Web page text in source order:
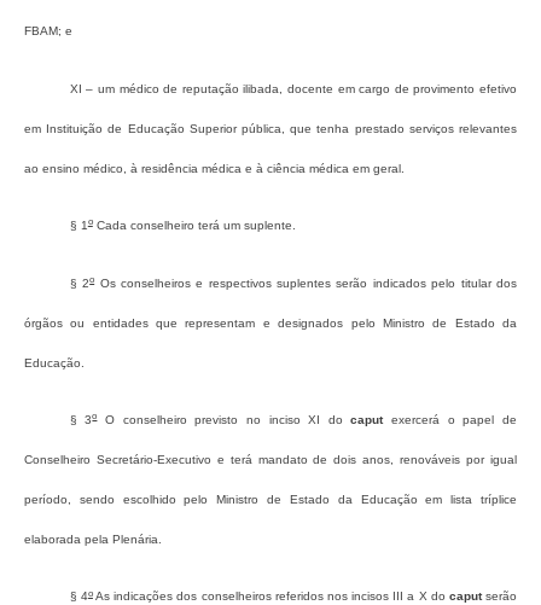
FBAM; e
XI – um médico de reputação ilibada, docente em cargo de provimento efetivo
em Instituição de Educação Superior pública, que tenha prestado serviços relevantes
ao ensino médico, à residência médica e à ciência médica em geral.
§ 1oCada conselheiro terá um suplente.
§ 2oOs conselheiros e respectivos suplentes serão indicados pelo titular dos
órgãos ou entidades que representam e designados pelo Ministro de Estado da
Educação.
§ 3oO conselheiro previsto no inciso XI docaputexercerá o papel de
Conselheiro Secretário-Executivo e terá mandato de dois anos, renováveis por igual
período, sendo escolhido pelo Ministro de Estado da Educação em lista tríplice
elaborada pela Plenária.
§ 4oAs indicações dos conselheiros referidos nos incisos III a X do caputserão